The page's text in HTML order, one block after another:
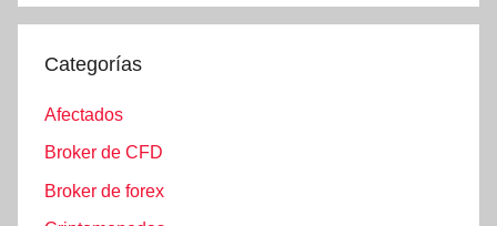
Categorías
Afectados
Broker de CFD
Broker de forex